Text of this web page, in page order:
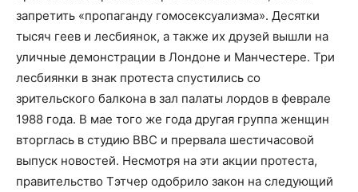
запретить «пропаганду гомосексуализма». Десятки
тысяч геев и лесбиянок, а также их друзей вышли на
уличные демонстрации в Лондоне и Манчестере. Три
лесбиянки в знак протеста спустились со
зрительского балкона в зал палаты лордов в феврале
1988 года. В мае того же года другая группа женщин
вторглась в студию BBC и прервала шестичасовой
выпуск новостей. Несмотря на эти акции протеста,
правительство Тэтчер одобрило закон на следующий